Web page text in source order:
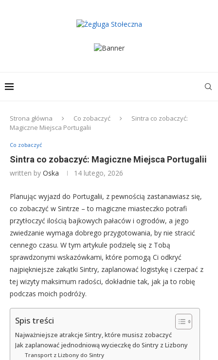
Strona główna Co zobaczyć
Sintra co zobaczyć:
Magiczne Miejsca Portugalii
Co zobaczyć
Sintra co zobaczyć: Magiczne Miejsca Portugalii
written by Oska 14 lutego, 2026
Planując wyjazd do Portugalii, z pewnością zastanawiasz się,
co zobaczyć w Sintrze – to magiczne miasteczko potrafi
przytłoczyć ilością bajkowych pałaców i ogrodów, a jego
zwiedzanie wymaga dobrego przygotowania, by nie stracić
cennego czasu. W tym artykule podzielę się z Tobą
sprawdzonymi wskazówkami, które pomogą Ci odkryć
najpiękniejsze zakątki Sintry, zaplanować logistykę i czerpać z
tej wizyty maksimum radości, dokładnie tak, jak ja to robię
podczas moich podróży.
Spis treści
Najważniejsze atrakcje Sintry, które musisz zobaczyć
Jak zaplanować jednodniową wycieczkę do Sintry z Lizbony
Transport z Lizbony do Sintry